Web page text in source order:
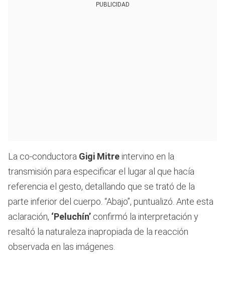
PUBLICIDAD
La co-conductora Gigi Mitre intervino en la
transmisión para especificar el lugar al que hacía
referencia el gesto, detallando que se trató de la
parte inferior del cuerpo. “Abajo”, puntualizó. Ante esta
aclaración, ‘Peluchín’ confirmó la interpretación y
resaltó la naturaleza inapropiada de la reacción
observada en las imágenes.